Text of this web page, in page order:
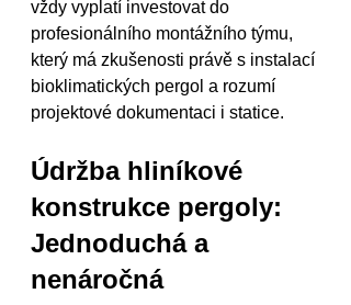
vždy vyplatí investovat do
profesionálního montážního týmu,
který má zkušenosti právě s instalací
bioklimatických pergol a rozumí
projektové dokumentaci i statice.
Údržba hliníkové
konstrukce pergoly:
Jednoduchá a
nenáročná